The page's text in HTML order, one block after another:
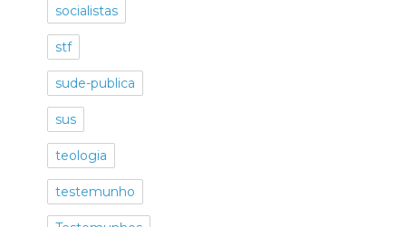
socialistas
stf
sude-publica
sus
teologia
testemunho